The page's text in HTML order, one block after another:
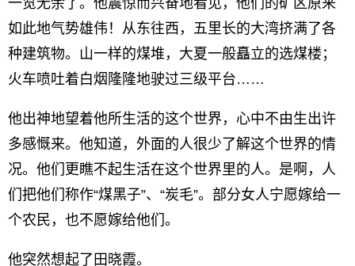
一览无余了。他震惊而兴奋地看见，他们的矿区原来
如此地气势雄伟！从东往西，五里长的大湾挤满了各
种建筑物。山一样的煤堆，大夏一般矗立的选煤楼；
火车喷吐着白烟隆隆地驶过三级平台……
他出神地望着他所生活的这个世界，心中不由生出许
多感慨来。他知道，外面的人很少了解这个世界的情
况。他们更瞧不起生活在这个世界里的人。是啊，人
们把他们称作“煤黑子”、“炭毛”。部分女人宁愿嫁给一
个农民，也不愿嫁给他们。
他突然想起了田晓霞。